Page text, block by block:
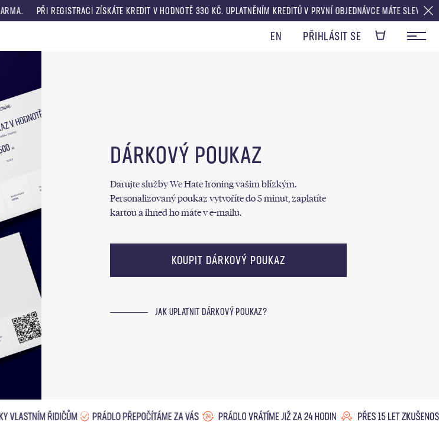
PŘI REGISTRACI ZÍSKÁTE KREDIT V HODNOTĚ 330 KČ. UPLATNĚNÍM KREDITŮ V PRVNÍ OBJEDNÁVCE MÁTE SLEVU V
EN PŘIHLÁSIT SE
DÁRKOVÝ POUKAZ
Darujte služby We Hate Ironing vašim blízkým.
Personalizovaný poukaz vytvoříte do 5 minut, zaplatíte
kartou a ihned ho máte v e-mailu.
KOUPIT DÁRKOVÝ POUKAZ
JAK UPLATNIT DÁRKOVÝ POUKAZ?